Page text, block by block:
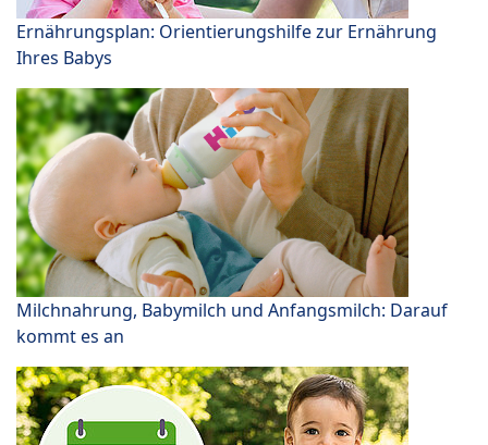
Ernährungsplan: Orientierungshilfe zur Ernährung
Ihres Babys
Milchnahrung, Babymilch und Anfangsmilch: Darauf
kommt es an